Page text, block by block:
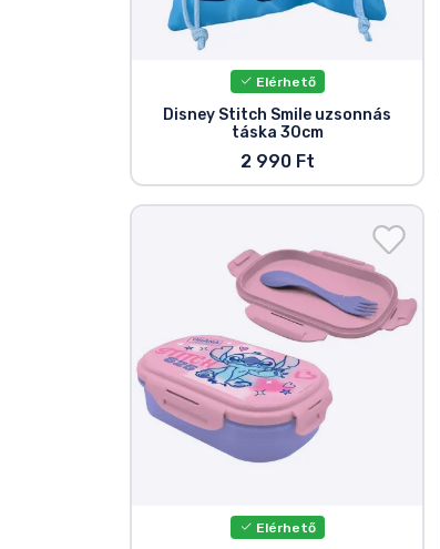
Elérhető
Disney Stitch Smile uzsonnás
táska 30cm
2 990 Ft
Elérhető